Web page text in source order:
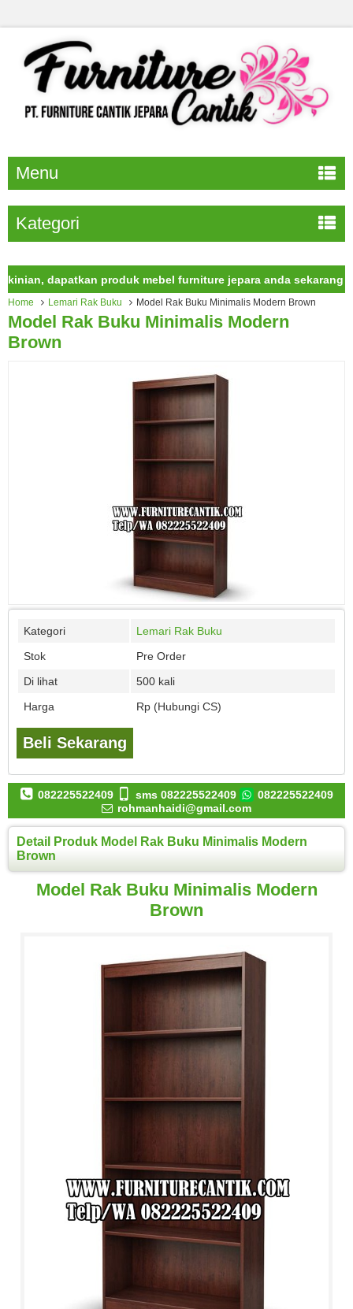
Menu
Kategori
produk mebel furniture jepara anda sekarang juga.
Home Lemari Rak Buku Model Rak Buku Minimalis Modern Brown
Model Rak Buku Minimalis Modern
Brown
Kategori
Lemari Rak Buku
Stok
Pre Order
Di lihat
500 kali
Harga
Rp (Hubungi CS)
Beli Sekarang
082225522409 sms 082225522409
082225522409
rohmanhaidi@gmail.com
Detail Produk Model Rak Buku Minimalis Modern
Brown
Model Rak Buku Minimalis Modern
Brown